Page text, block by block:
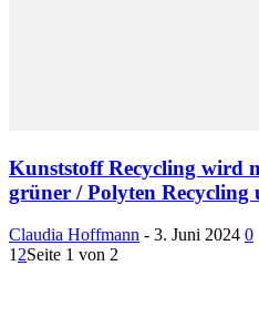
Kunststoff Recycling wird
grüner / Polyten Recycling
Claudia Hoffmann - 3. Juni 2024 0
1 2Seite 1 von 2